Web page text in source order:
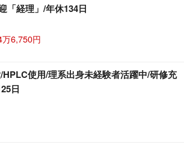
「経理」/年休134日
6,750円
使用/理系出身未経験者活躍中/研修充
日